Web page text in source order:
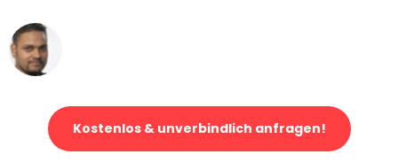
Kostenlos & unverbindlich anfragen!